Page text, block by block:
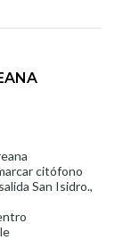
citófono
San Isidro.,